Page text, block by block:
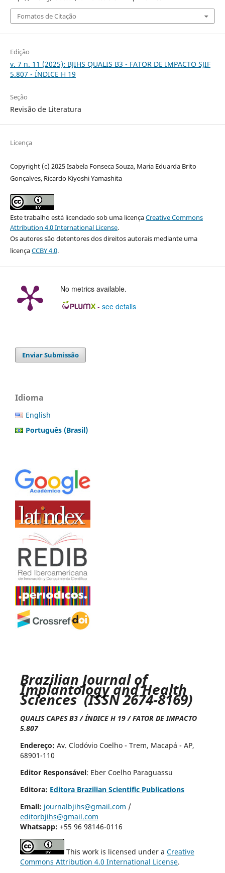
Fomatos de Citação
Edição
v. 7 n. 11 (2025): BJIHS QUALIS B3 - FATOR DE IMPACTO SJIF
5.807 - ÍNDICE H 19
Seção
Revisão de Literatura
Licença
Copyright (c) 2025 Isabela Fonseca Souza, Maria Eduarda Brito
Gonçalves, Ricardo Kiyoshi Yamashita
Este trabalho está licenciado sob uma licençaCreative Commons
Attribution 4.0 International License.
Os autores são detentores dos direitos autorais mediante uma
licençaCCBY 4.0.
No metrics available.
- see details
Enviar Submissão
Idioma
English
Português (Brasil)
Brazilian Journal of
Implantology and Health
Sciences (ISSN 2674-8169)
QUALIS CAPES B3 / ÍNDICE H 19 / FATOR DE IMPACTO
5.807
Endereço: Av. Clodóvio Coelho - Trem, Macapá - AP,
68901-110
Editor Responsável: Eber Coelho Paraguassu
Editora: Editora Brazilian Scientific Publications
Email: journalbjihs@gmail.com /
editorbjihs@gmail.com
Whatsapp: +55 96 98146-0116
This work is licensed under a Creative
Commons Attribution 4.0 International License.